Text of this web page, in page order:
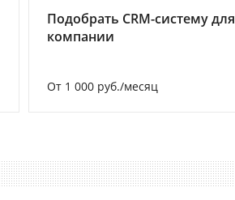
Подобрать CRM-систему для
компании
От 1 000 руб./месяц